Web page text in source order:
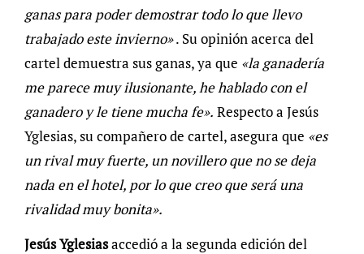
ganas para poder demostrar todo lo que llevo
trabajado este invierno». Su opinión acerca del
cartel demuestra sus ganas, ya que «la ganadería
me parece muy ilusionante, he hablado con el
ganadero y le tiene mucha fe». Respecto a Jesús
Yglesias, su compañero de cartel, asegura que «es
un rival muy fuerte, un novillero que no se deja
nada en el hotel, por lo que creo que será una
rivalidad muy bonita».
Jesús Yglesiasaccedió a la segunda edición del